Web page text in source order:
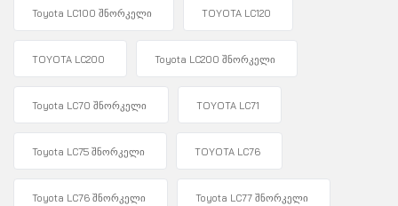
Toyota LC100 შნორკელი TOYOTA LC120
TOYOTA LC200 Toyota LC200 შნორკელი
Toyota LC70 შნორკელი TOYOTA LC71
Toyota LC75 შნორკელი TOYOTA LC76
Toyota LC76 შნორკელი Toyota LC77 შნორკელი